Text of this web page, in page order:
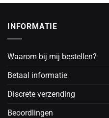
INFORMATIE
Waarom bij mij bestellen?
Betaal informatie
Discrete verzending
Beoordlingen